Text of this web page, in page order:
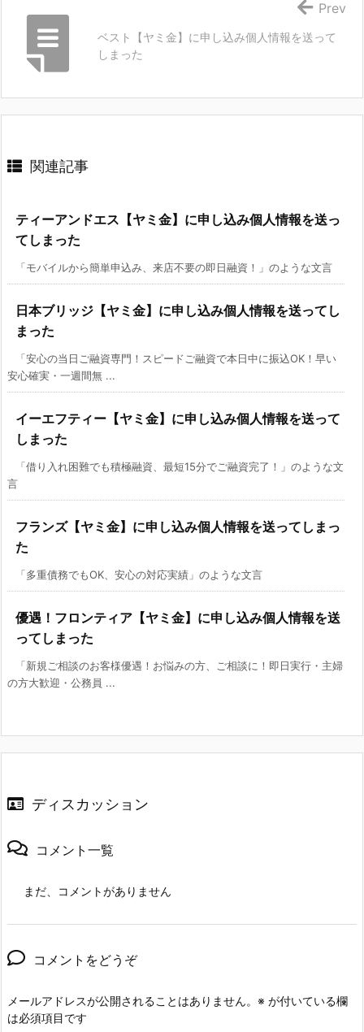
ベスト【ヤミ金】に申し込み個人情報を送って
しまった
Prev
関連記事
ティーアンドエス【ヤミ金】に申し込み個人情報を送っ
てしまった
「モバイルから簡単申込み、来店不要の即日融資！」のような文言
日本ブリッジ【ヤミ金】に申し込み個人情報を送ってし
まった
「安心の当日ご融資専門！スピードご融資で本日中に振込OK！早い
安心確実・一週間無 ...
イーエフティー【ヤミ金】に申し込み個人情報を送って
しまった
「借り入れ困難でも積極融資、最短15分でご融資完了！」のような文
言
フランズ【ヤミ金】に申し込み個人情報を送ってしまっ
た
「多重債務でもOK、安心の対応実績」のような文言
優遇！フロンティア【ヤミ金】に申し込み個人情報を送
ってしまった
「新規ご相談のお客様優遇！お悩みの方、ご相談に！即日実行・主婦
の方大歓迎・公務員 ...
ディスカッション
コメント一覧
まだ、コメントがありません
コメントをどうぞ
メールアドレスが公開されることはありません。 ※ が付いている欄
は必須項目です